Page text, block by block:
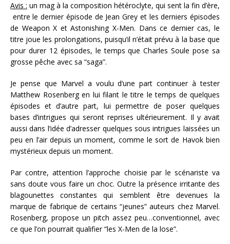
Avis : un mag à la composition hétéroclyte, qui sent la fin d’ère,
entre le dernier épisode de Jean Grey et les derniers épisodes
de Weapon X et Astonishing X-Men. Dans ce dernier cas, le
titre joue les prolongations, puisqu’il n’était prévu à la base que
pour durer 12 épisodes, le temps que Charles Soule pose sa
grosse pêche avec sa “saga”.
Je pense que Marvel a voulu d’une part continuer à tester
Matthew Rosenberg en lui filant le titre le temps de quelques
épisodes et d’autre part, lui permettre de poser quelques
bases d’intrigues qui seront reprises ultérieurement. Il y avait
aussi dans l’idée d’adresser quelques sous intrigues laissées un
peu en l’air depuis un moment, comme le sort de Havok bien
mystérieux depuis un moment.
Par contre, attention l’approche choisie par le scénariste va
sans doute vous faire un choc. Outre la présence irritante des
blagounettes constantes qui semblent être devenues la
marque de fabrique de certains “jeunes” auteurs chez Marvel.
Rosenberg, propose un pitch assez peu…conventionnel, avec
ce que l’on pourrait qualifier “les X-Men de la lose”.